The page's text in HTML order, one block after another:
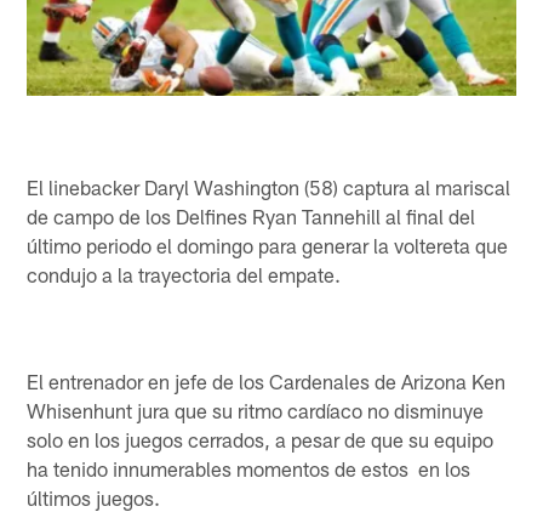
El linebacker Daryl Washington (58) captura al mariscal
de campo de los Delfines Ryan Tannehill al final del
último periodo el domingo para generar la voltereta que
condujo a la trayectoria del empate.
El entrenador en jefe de los Cardenales de Arizona Ken
Whisenhunt jura que su ritmo cardíaco no disminuye
solo en los juegos cerrados, a pesar de que su equipo
ha tenido innumerables momentos de estos en los
últimos juegos.